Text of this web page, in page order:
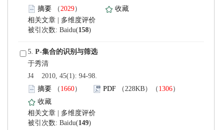
）
|
)
5.
J4 2010, 45(1): 94-98.
）
）
|
)